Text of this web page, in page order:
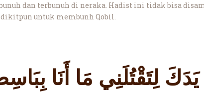
dan terbunuh di neraka. Hadist ini tidak bisa
untuk membunh Qobil.
لِتَقْتُلَنِي مَا أَنَا